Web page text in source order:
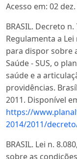
Acesso em: 02
BRASIL. Decreto
Regulamenta a Lei
para dispor sobre
Saúde - SUS, o
saúde e a
providências.
2011. Disponível
https://
2014/2011/
BRASIL. Lei n.
sobre as